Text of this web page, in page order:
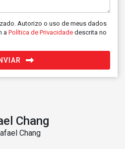
Autorizo o uso de meus dados
a Política de Privacidade descrita no
Chang